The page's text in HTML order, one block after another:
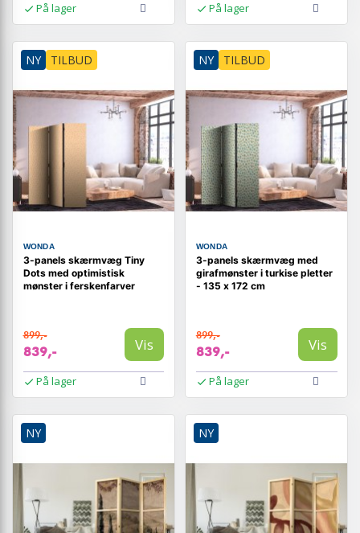
På lager På lager
NY TILBUD
WONDA
3-panels skærmvæg Tiny
Dots med optimistisk
mønster i ferskenfarver
899,-
839,- Vis
På lager
NY TILBUD
WONDA
3-panels skærmvæg med
girafmønster i turkise pletter
- 135 x 172 cm
899,-
839,- Vis
På lager
NY NY